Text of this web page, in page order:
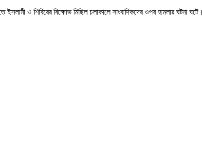
ইসলামী ও শিবিরের বিক্ষোভ মিছিল চলাকালে সাংবাদিকদের ওপর হামলার ঘটনা ঘটে।